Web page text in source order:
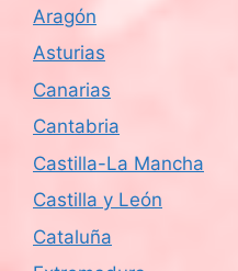
Aragón
Asturias
Canarias
Cantabria
Castilla-La Mancha
Castilla y León
Cataluña